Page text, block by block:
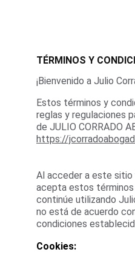
TÉRMINOS Y
¡Bienvenido a Julio
Estos términos y
reglas y regulaciones
de JULIO CORRADO
https://
Al acceder a este sitio
acepta estos términos
continúe utilizando
no está de acuerdo
condiciones
Cookies: